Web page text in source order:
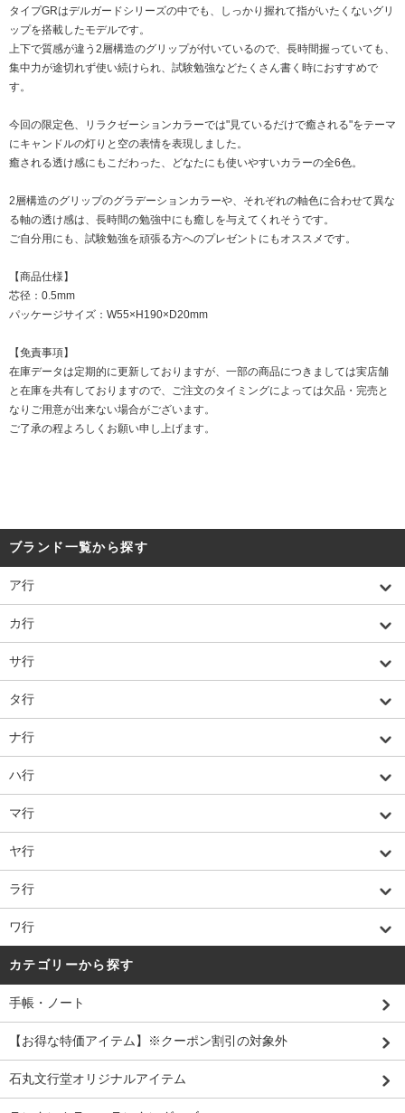
タイプGRはデルガードシリーズの中でも、しっかり握れて指がいたくないグリ
ップを搭載したモデルです。
上下で質感が違う2層構造のグリップが付いているので、長時間握っていても、
集中力が途切れず使い続けられ、試験勉強などたくさん書く時におすすめで
す。
今回の限定色、リラクゼーションカラーでは"見ているだけで癒される"をテーマ
にキャンドルの灯りと空の表情を表現しました。
癒される透け感にもこだわった、どなたにも使いやすいカラーの全6色。
2層構造のグリップのグラデーションカラーや、それぞれの軸色に合わせて異な
る軸の透け感は、長時間の勉強中にも癒しを与えてくれそうです。
ご自分用にも、試験勉強を頑張る方へのプレゼントにもオススメです。
【商品仕様】
芯径：0.5mm
パッケージサイズ：W55×H190×D20mm
【免責事項】
在庫データは定期的に更新しておりますが、一部の商品につきましては実店舗
と在庫を共有しておりますので、ご注文のタイミングによっては欠品・完売と
なりご用意が出来ない場合がございます。
ご了承の程よろしくお願い申し上げます。
ブランド一覧から探す
ア行
カ行
サ行
タ行
ナ行
ハ行
マ行
ヤ行
ラ行
ワ行
カテゴリーから探す
手帳・ノート
【お得な特価アイテム】※クーポン割引の対象外
石丸文行堂オリジナルアイテム